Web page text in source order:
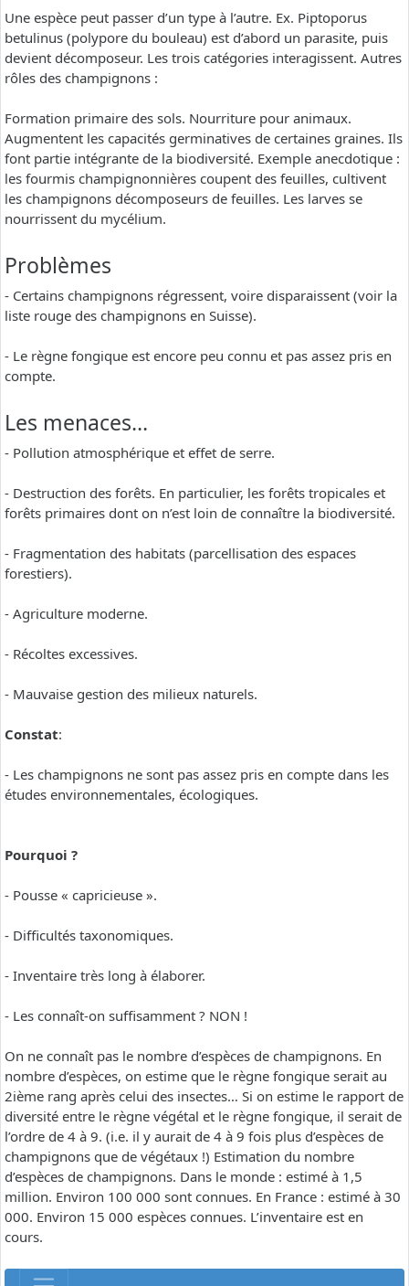
Une espèce peut passer d’un type à l’autre. Ex. Piptoporus
betulinus (polypore du bouleau) est d’abord un parasite, puis
devient décomposeur. Les trois catégories interagissent. Autres
rôles des champignons :
Formation primaire des sols. Nourriture pour animaux.
Augmentent les capacités germinatives de certaines graines. Ils
font partie intégrante de la biodiversité. Exemple anecdotique :
les fourmis champignonnières coupent des feuilles, cultivent
les champignons décomposeurs de feuilles. Les larves se
nourrissent du mycélium.
Problèmes
- Certains champignons régressent, voire disparaissent (voir la
liste rouge des champignons en Suisse).
- Le règne fongique est encore peu connu et pas assez pris en
compte.
Les menaces…
- Pollution atmosphérique et effet de serre.
- Destruction des forêts. En particulier, les forêts tropicales et
forêts primaires dont on n’est loin de connaître la biodiversité.
- Fragmentation des habitats (parcellisation des espaces
forestiers).
- Agriculture moderne.
- Récoltes excessives.
- Mauvaise gestion des milieux naturels.
Constat:
- Les champignons ne sont pas assez pris en compte dans les
études environnementales, écologiques.
Pourquoi ?
- Pousse « capricieuse ».
- Difficultés taxonomiques.
- Inventaire très long à élaborer.
- Les connaît-on suffisamment ? NON !
On ne connaît pas le nombre d’espèces de champignons. En
nombre d’espèces, on estime que le règne fongique serait au
2ième rang après celui des insectes… Si on estime le rapport de
diversité entre le règne végétal et le règne fongique, il serait de
l’ordre de 4 à 9. (i.e. il y aurait de 4 à 9 fois plus d’espèces de
champignons que de végétaux !) Estimation du nombre
d’espèces de champignons. Dans le monde : estimé à 1,5
million. Environ 100 000 sont connues. En France : estimé à 30
000. Environ 15 000 espèces connues. L’inventaire est en
cours.